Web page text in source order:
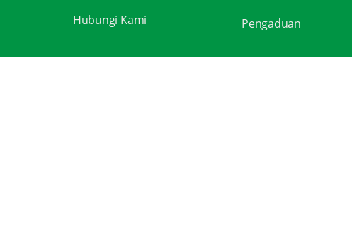
Hubungi Kami
Pengaduan